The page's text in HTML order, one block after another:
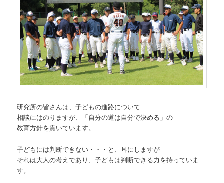
研究所の皆さんは、子どもの進路について
相談にはのりますが、「自分の道は自分で決める」の
教育方針を貫いています。
子どもには判断できない・・・と、耳にしますが
それは大人の考えであり、子どもは判断できる力を持っていま
す。